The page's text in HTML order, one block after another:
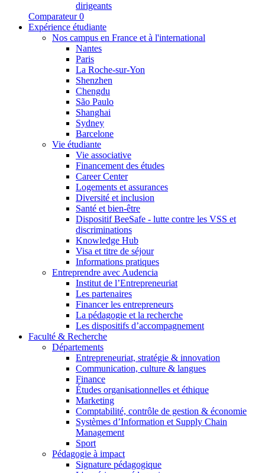
dirigeants
Comparateur 0
Expérience étudiante
Nos campus en France et à l'international
Nantes
Paris
La Roche-sur-Yon
Shenzhen
Chengdu
São Paulo
Shanghai
Sydney
Barcelone
Vie étudiante
Vie associative
Financement des études
Career Center
Logements et assurances
Diversité et inclusion
Santé et bien-être
Dispositif BeeSafe - lutte contre les VSS et
discriminations
Knowledge Hub
Visa et titre de séjour
Informations pratiques
Entreprendre avec Audencia
Institut de l’Entrepreneuriat
Les partenaires
Financer les entrepreneurs
La pédagogie et la recherche
Les dispositifs d’accompagnement
Faculté & Recherche
Départements
Entrepreneuriat, stratégie & innovation
Communication, culture & langues
Finance
Études organisationnelles et éthique
Marketing
Comptabilité, contrôle de gestion & économie
Systèmes d’Information et Supply Chain
Management
Sport
Pédagogie à impact
Signature pédagogique